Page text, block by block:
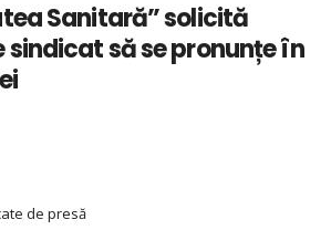
Sanitară” solicită
sindicat să se pronunțe în
de presă